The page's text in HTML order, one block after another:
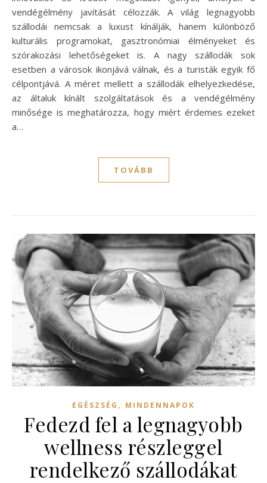
vendégélmény javítását célozzák. A világ legnagyobb
szállodái nemcsak a luxust kínálják, hanem különböző
kulturális programokat, gasztronómiai élményeket és
szórakozási lehetőségeket is. A nagy szállodák sok
esetben a városok ikonjává válnak, és a turisták egyik fő
célpontjává. A méret mellett a szállodák elhelyezkedése,
az általuk kínált szolgáltatások és a vendégélmény
minősége is meghatározza, hogy miért érdemes ezeket
a…
TOVÁBB
EGÉSZSÉG , MINDENNAPOK
Fedezd fel a legnagyobb
wellness részleggel
rendelkező szállodákat